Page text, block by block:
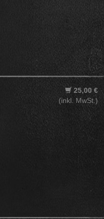
25,00 €
(inkl. MwSt.)